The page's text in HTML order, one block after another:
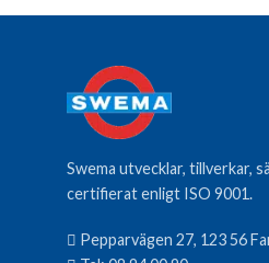
Swema utvecklar, tillverkar,
certifierat enligt ISO 9001.
Pepparvägen 27, 123 56